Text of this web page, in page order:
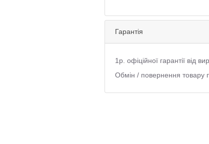
Гарантія
1р. офіційної гарантії від
Обмін / повернення товару